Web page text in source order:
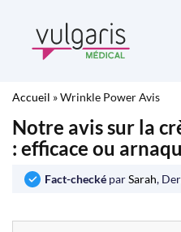
contenu
Accueil »Wrinkle Power Avis
Notre avis sur la
: efficace ou
Fact-checké parSarah,